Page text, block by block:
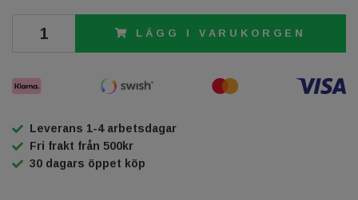
LÄGG I VARUKORGEN
Leverans 1-4 arbetsdagar
Fri frakt från 500kr
30 dagars öppet köp